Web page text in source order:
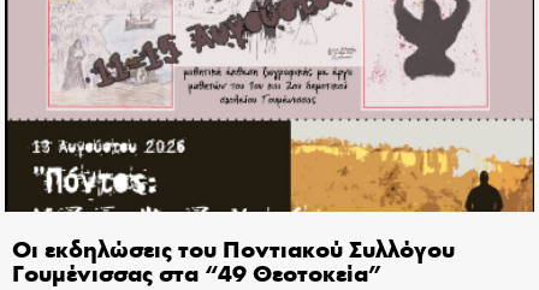
Οι εκδηλώσεις του Ποντιακού Συλλόγου
Γουμένισσας στα “49 Θεοτοκεία”